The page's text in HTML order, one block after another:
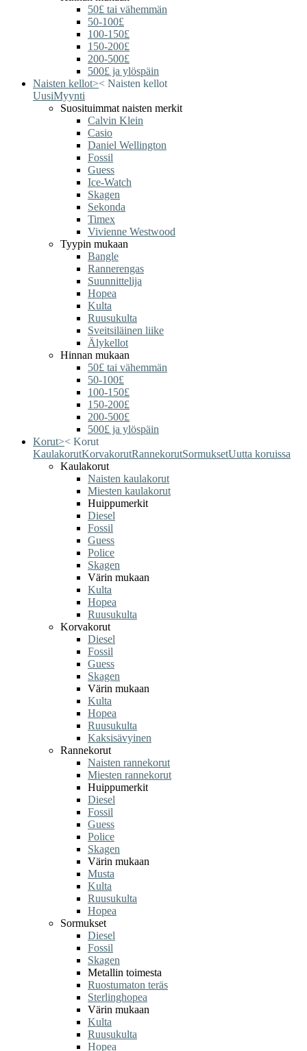
50£ tai vähemmän
50-100£
100-150£
150-200£
200-500£
500£ ja ylöspäin
Naisten kellot>< Naisten kellot
UusiMyynti
Suosituimmat naisten merkit
Calvin Klein
Casio
Daniel Wellington
Fossil
Guess
Ice-Watch
Skagen
Sekonda
Timex
Vivienne Westwood
Tyypin mukaan
Bangle
Rannerengas
Suunnittelija
Hopea
Kulta
Ruusukulta
Sveitsiläinen liike
Älykellot
Hinnan mukaan
50£ tai vähemmän
50-100£
100-150£
150-200£
200-500£
500£ ja ylöspäin
Korut>< Korut
KaulakorutKorvakorutRannekorutSormuksetUutta koruissa
Kaulakorut
Naisten kaulakorut
Miesten kaulakorut
Huippumerkit
Diesel
Fossil
Guess
Police
Skagen
Värin mukaan
Kulta
Hopea
Ruusukulta
Korvakorut
Diesel
Fossil
Guess
Skagen
Värin mukaan
Kulta
Hopea
Ruusukulta
Kaksisävyinen
Rannekorut
Naisten rannekorut
Miesten rannekorut
Huippumerkit
Diesel
Fossil
Guess
Police
Skagen
Värin mukaan
Musta
Kulta
Ruusukulta
Hopea
Sormukset
Diesel
Fossil
Skagen
Metallin toimesta
Ruostumaton teräs
Sterlinghopea
Värin mukaan
Kulta
Ruusukulta
Hopea